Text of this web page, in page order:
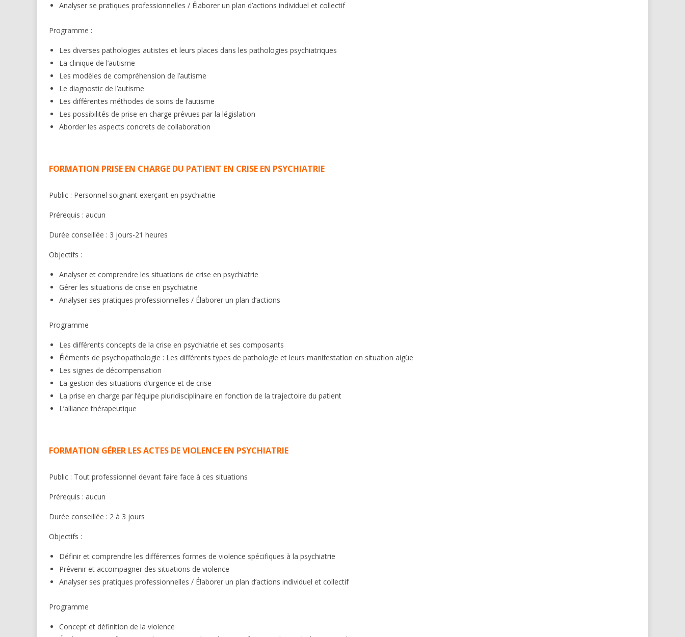
Analyser se pratiques professionnelles / Élaborer un plan d’actions individuel et collectif
Programme :
Les diverses pathologies autistes et leurs places dans les pathologies psychiatriques
La clinique de l’autisme
Les modèles de compréhension de l’autisme
Le diagnostic de l’autisme
Les différentes méthodes de soins de l’autisme
Les possibilités de prise en charge prévues par la législation
Aborder les aspects concrets de collaboration
FORMATION PRISE EN CHARGE DU PATIENT EN CRISE EN PSYCHIATRIE
Public : Personnel soignant exerçant en psychiatrie
Prérequis : aucun
Durée conseillée : 3 jours-21 heures
Objectifs :
Analyser et comprendre les situations de crise en psychiatrie
Gérer les situations de crise en psychiatrie
Analyser ses pratiques professionnelles / Élaborer un plan d’actions
Programme
Les différents concepts de la crise en psychiatrie et ses composants
Éléments de psychopathologie : Les différents types de pathologie et leurs manifestation en situation aigüe
Les signes de décompensation
La gestion des situations d’urgence et de crise
La prise en charge par l’équipe pluridisciplinaire en fonction de la trajectoire du patient
L’alliance thérapeutique
FORMATION GÉRER LES ACTES DE VIOLENCE EN PSYCHIATRIE
Public : Tout professionnel devant faire face à ces situations
Prérequis : aucun
Durée conseillée : 2 à 3 jours
Objectifs :
Définir et comprendre les différentes formes de violence spécifiques à la psychiatrie
Prévenir et accompagner des situations de violence
Analyser ses pratiques professionnelles / Élaborer un plan d’actions individuel et collectif
Programme
Concept et définition de la violence